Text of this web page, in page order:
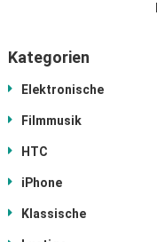
Kategorien
Elektronische
Filmmusik
HTC
iPhone
Klassische